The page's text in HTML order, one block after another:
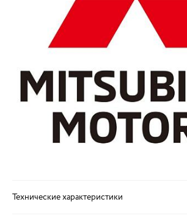
Технические характеристики